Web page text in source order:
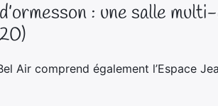
d’ormesson : une salle
Air comprend également l’Espace